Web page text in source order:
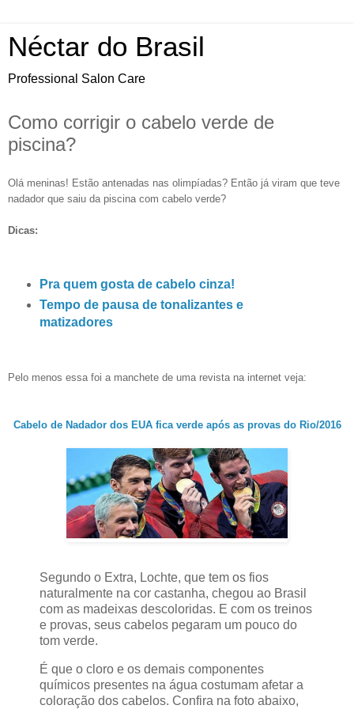
Néctar do Brasil
Professional Salon Care
Como corrigir o cabelo verde de
piscina?
Olá meninas! Estão antenadas nas olimpíadas? Então já viram que teve
nadador que saiu da piscina com cabelo verde?
Dicas:
Pra quem gosta de cabelo cinza!
Tempo de pausa de tonalizantes e
matizadores
Pelo menos essa foi a manchete de uma revista na internet veja:
Cabelo de Nadador dos EUA fica verde após as provas do Rio/2016
Segundo o Extra, Lochte, que tem os fios
naturalmente na cor castanha, chegou ao Brasil
com as madeixas descoloridas. E com os treinos
e provas, seus cabelos pegaram um pouco do
tom verde.
É que o cloro e os demais componentes
químicos presentes na água costumam afetar a
coloração dos cabelos. Confira na foto abaixo,